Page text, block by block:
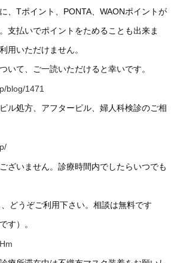
、Tポイント、PONTA、WAONポイントが
支払いでポイントをためることも出来ま
用いただけません。
いて、ご一読いただけると幸いです。
blog/1471
ル処方、アフターピル、婦人科検診のご相
ざいません。診療時間内でしたらいつでも
どうぞご利用下さい。相談は無料です
す）。